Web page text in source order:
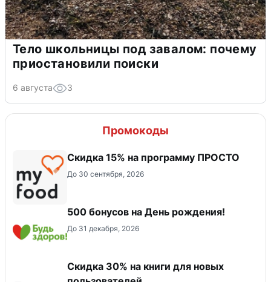
Тело школьницы под завалом: почему
приостановили поиски
6 августа 3
Промокоды
Скидка 15% на программу ПРОСТО
До 30 сентября, 2026
500 бонусов на День рождения!
До 31 декабря, 2026
Скидка 30% на книги для новых